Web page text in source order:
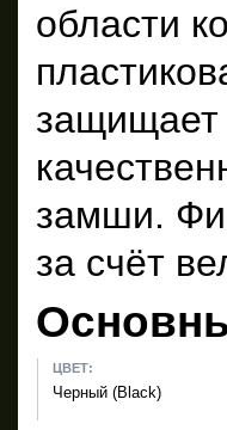
области
защищает
замши.
за счёт
ЦВЕТ:
Черный (Black)